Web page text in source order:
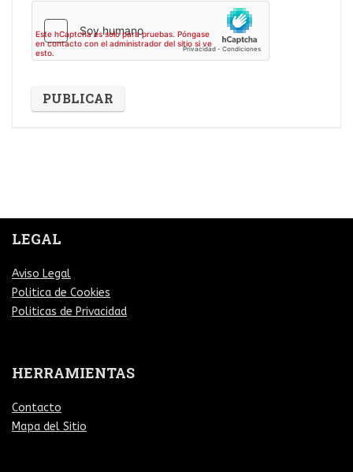
LEGAL
Aviso Legal
Politica de Cookies
Politicas de Privacidad
HERRAMIENTAS
Contacto
Mapa del Sitio